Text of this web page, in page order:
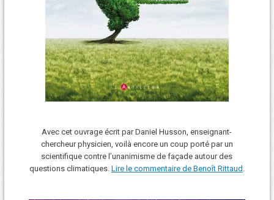
Avec cet ouvrage écrit par Daniel Husson, enseignant-
chercheur physicien, voilà encore un coup porté par un
scientifique contre l’unanimisme de façade autour des
questions climatiques. Lire le commentaire de Benoît Rittaud .